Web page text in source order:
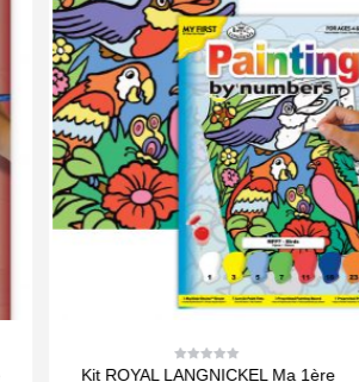
1ère
0
Kit ROYAL LANGNICKEL®